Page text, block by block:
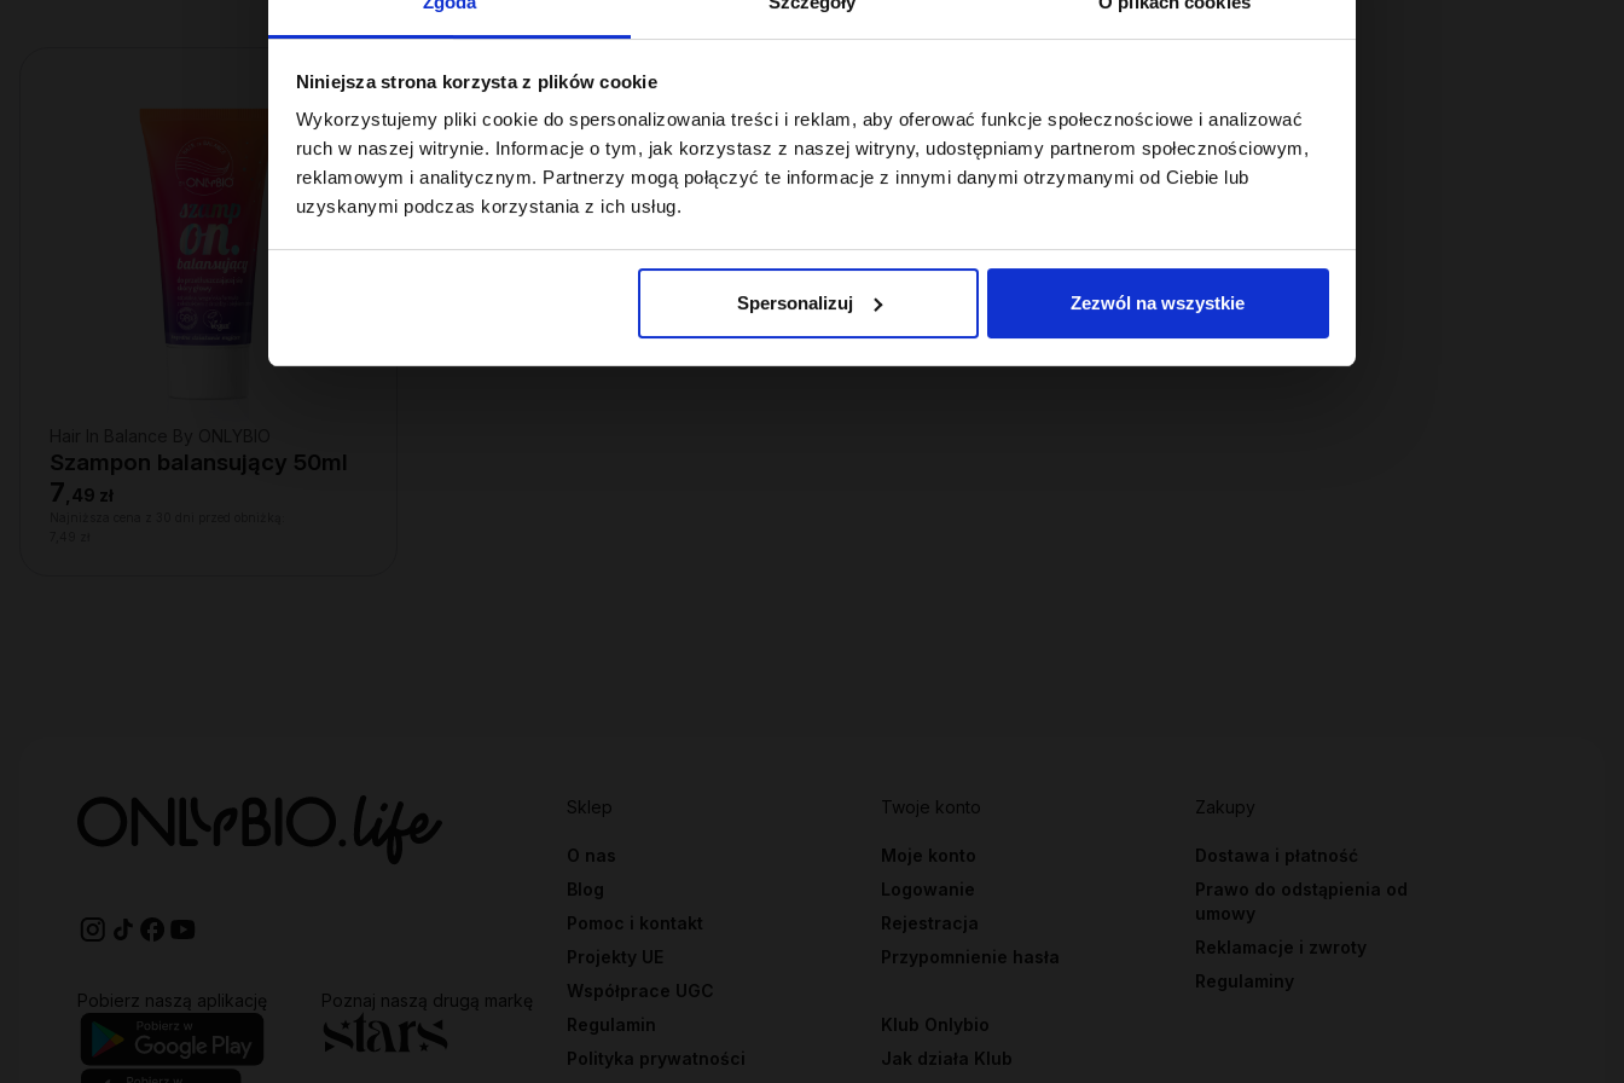
Niniejsza strona korzysta z plików cookie
Wykorzystujemy pliki cookie do spersonalizowania treści i reklam, aby oferować funkcje społecznościowe i analizować
ruch w naszej witrynie. Informacje o tym, jak korzystasz z naszej witryny, udostępniamy partnerom społecznościowym,
reklamowym i analitycznym. Partnerzy mogą połączyć te informacje z innymi danymi otrzymanymi od Ciebie lub
uzyskanymi podczas korzystania z ich usług.
Spersonalizuj Zezwól na wszystkie
Szampon balansujący 50ml
7 49 zł
Sklep
O nas
Blog
Pomoc i kontakt
Projekty UE
Współprace UGC
Regulamin
Polityka prywatności
Twoje konto
Moje konto
Logowanie
Rejestracja
Przypomnienie hasła
Klub Onlybio
Jak działa Klub
Zakupy
Dostawa i płatność
Prawo do odstąpienia od
umowy
Reklamacje i zwroty
Regulaminy
Pobierz naszą aplikację
Poznaj naszą drugą markę